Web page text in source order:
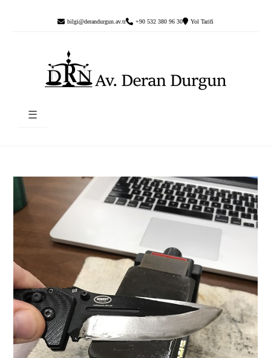
bilgi@derandurgun.av.tr +90 532 380 96 30 Yol Tarifi
☰